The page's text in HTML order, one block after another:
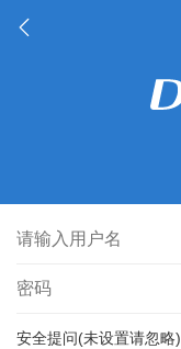
安全提问(未设置请忽略)